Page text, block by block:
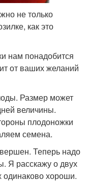
не только
как это
нам понадобится
от ваших желаний
Размер может
величины.
плодоножки
семена.
Теперь надо
Я расскажу о двух
одинаково хороши.